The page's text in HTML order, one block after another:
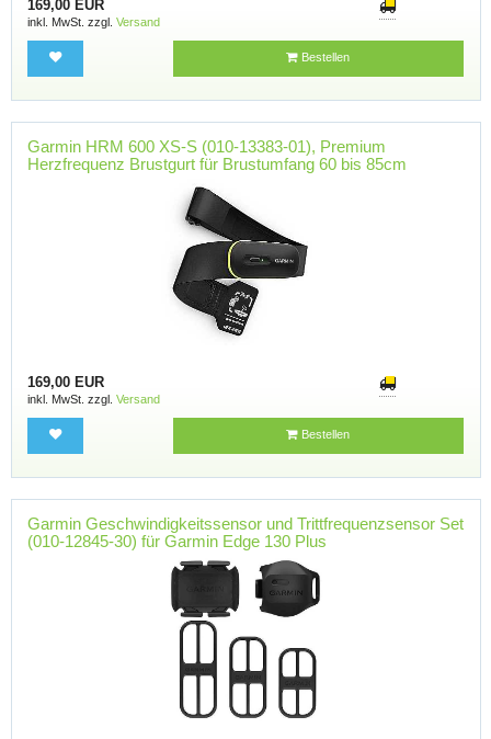
169,00 EUR
inkl. MwSt. zzgl. Versand
Bestellen
Garmin HRM 600 XS-S (010-13383-01), Premium
Herzfrequenz Brustgurt für Brustumfang 60 bis 85cm
169,00 EUR
inkl. MwSt. zzgl. Versand
Bestellen
Garmin Geschwindigkeitssensor und Trittfrequenzsensor Set
(010-12845-30) für Garmin Edge 130 Plus